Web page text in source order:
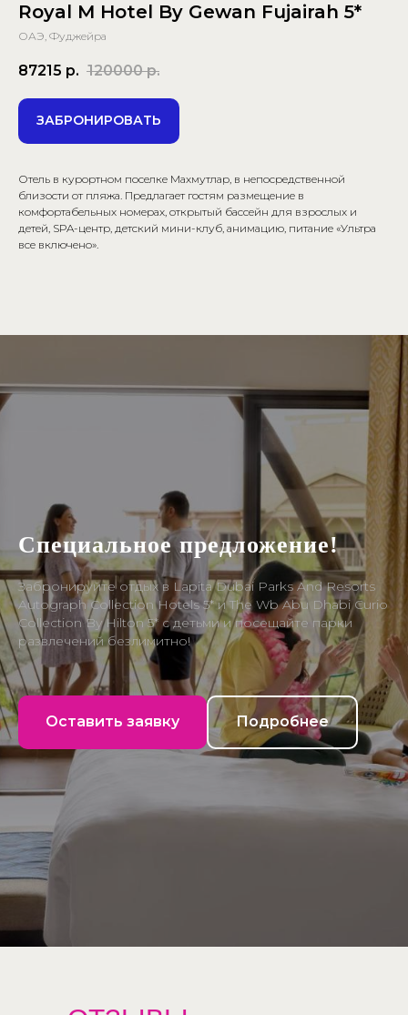
Royal M Hotel By Gewan Fujairah 5*
ОАЭ, Фуджейра
87215 р. 120000 р.
ЗАБРОНИРОВАТЬ
Отель в курортном поселке Махмутлар, в непосредственной
близости от пляжа. Предлагает гостям размещение в
комфортабельных номерах, открытый бассейн для взрослых и
детей, SPA-центр, детский мини-клуб, анимацию, питание «Ультра
все включено».
Специальное предложение!
Забронируйте отдых в Lapita Dubai Parks And Resorts
Autograph Collection Hotels 5* и The Wb Abu Dhabi Curio
Collection By Hilton 5* с детьми и посещайте парки
развлечений безлимитно!
Оставить заявку Подробнее